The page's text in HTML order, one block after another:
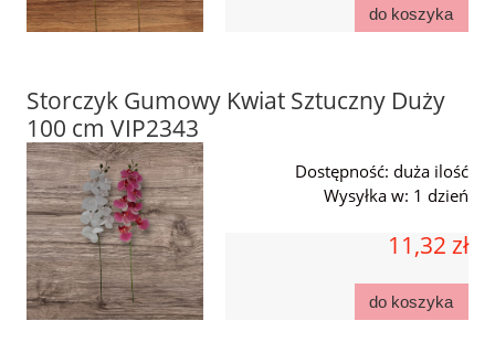
do koszyka
Storczyk Gumowy Kwiat Sztuczny Duży
100 cm VIP2343
Dostępność: duża ilość
Wysyłka w: 1 dzień
11,32 zł
do koszyka